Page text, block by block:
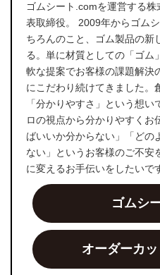
ゴムシート.comを運営する
表取締役。 2009年からゴム
ちろんのこと、ゴム製品の新
る。単に材質としての「ゴム
軟な提案でお客様の課題解決
にこだわり続けてきました。
「分かりやすさ」という想
ロの視点から分かりやすくお
ばいいか分からない」「どの
ない」というお客様のご不安
に変えるお手伝いをしたいで
ゴムシ
オーダーカ